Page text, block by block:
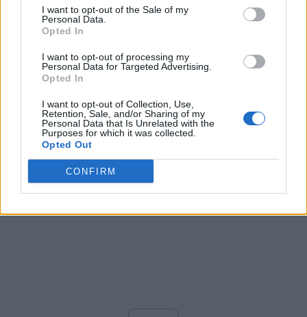
I want to opt-out of the Sale of my
Personal Data.
Opted In
I want to opt-out of processing my
Personal Data for Targeted Advertising.
Opted In
I want to opt-out of Collection, Use,
Retention, Sale, and/or Sharing of my
Personal Data that Is Unrelated with the
Purposes for which it was collected.
Opted Out
CONFIRM
PNCR (Terheș)
Partidul Patrioților (Surugiu)
FAR (Coarnă)
România pe Primul Loc (Ponta)
Arhiva sondajelor